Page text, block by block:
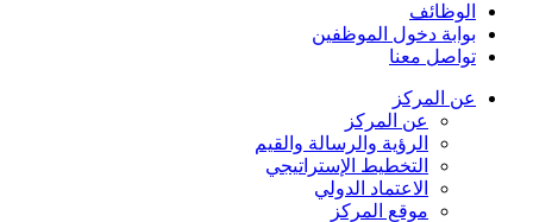
الوظائف
بوابة دخول الموظفين
تواصل معنا
عن المركز
عن المركز
الرؤية والرسالة والقيم
التخطيط الإستراتيجي
الاعتماد الدولي
موقع المركز